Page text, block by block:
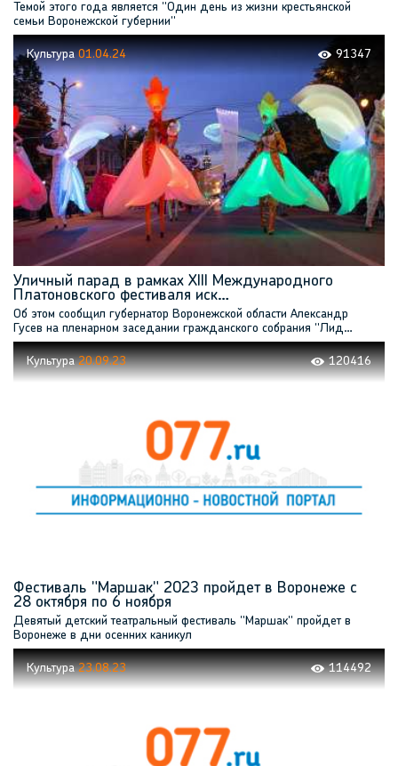
Темой этого года является "Один день из жизни крестьянской
семьи Воронежской губернии"
Культура01.04.24 91347
Уличный парад в рамках XIII Международного
Платоновского фестиваля иск…
Об этом сообщил губернатор Воронежской области Александр
Гусев на пленарном заседании гражданского собрания "Лид…
Культура20.09.23 120416
Фестиваль "Маршак" 2023 пройдет в Воронеже с
28 октября по 6 ноября
Девятый детский театральный фестиваль "Маршак" пройдет в
Воронеже в дни осенних каникул
Культура23.08.23 114492